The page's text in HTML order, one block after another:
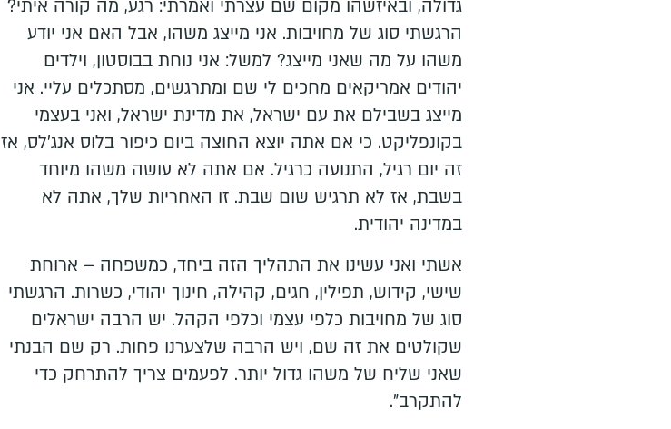
גדולה, ובאיזשהו מקום שם עצרתי ואמרתי: רגע, מה קורה איתי?
הרגשתי סוג של מחויבות. אני מייצג משהו, אבל האם אני יודע
משהו על מה שאני מייצג? למשל: אני נוחת בבוסטון, וילדים
יהודים אמריקאים מחכים לי שם ומתרגשים, מסתכלים עליי. אני
מייצג בשבילם את עם ישראל, את מדינת ישראל, ואני בעצמי
בקונפליקט. כי אם אתה יוצא החוצה ביום כיפור בלוס אנג'לס, אז
זה יום רגיל, התנועה כרגיל. אם אתה לא עושה משהו מיוחד
בשבת, אז לא תרגיש שום שבת. זו האחריות שלך, אתה לא
במדינה יהודית.
אשתי ואני עשינו את התהליך הזה ביחד, כמשפחה – ארוחת
שישי, קידוש, תפילין, חגים, קהילה, חינוך יהודי, כשרות. הרגשתי
סוג של מחויבות כלפי עצמי וכלפי הקהל. יש הרבה ישראלים
שקולטים את זה שם, ויש הרבה שלצערנו פחות. רק שם הבנתי
שאני שליח של משהו גדול יותר. לפעמים צריך להתרחק כדי
להתקרב".